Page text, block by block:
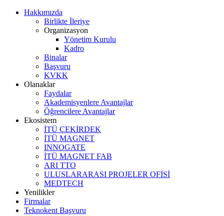
Hakkımızda
Birlikte İleriye
Organizasyon
Yönetim Kurulu
Kadro
Binalar
Başvuru
KVKK
Olanaklar
Faydalar
Akademisyenlere Avantajlar
Öğrencilere Avantajlar
Ekosistem
İTÜ ÇEKİRDEK
İTÜ MAGNET
INNOGATE
İTÜ MAGNET FAB
ARI TTO
ULUSLARARASI PROJELER OFİSİ
MEDTECH
Yenilikler
Firmalar
Teknokent Başvuru